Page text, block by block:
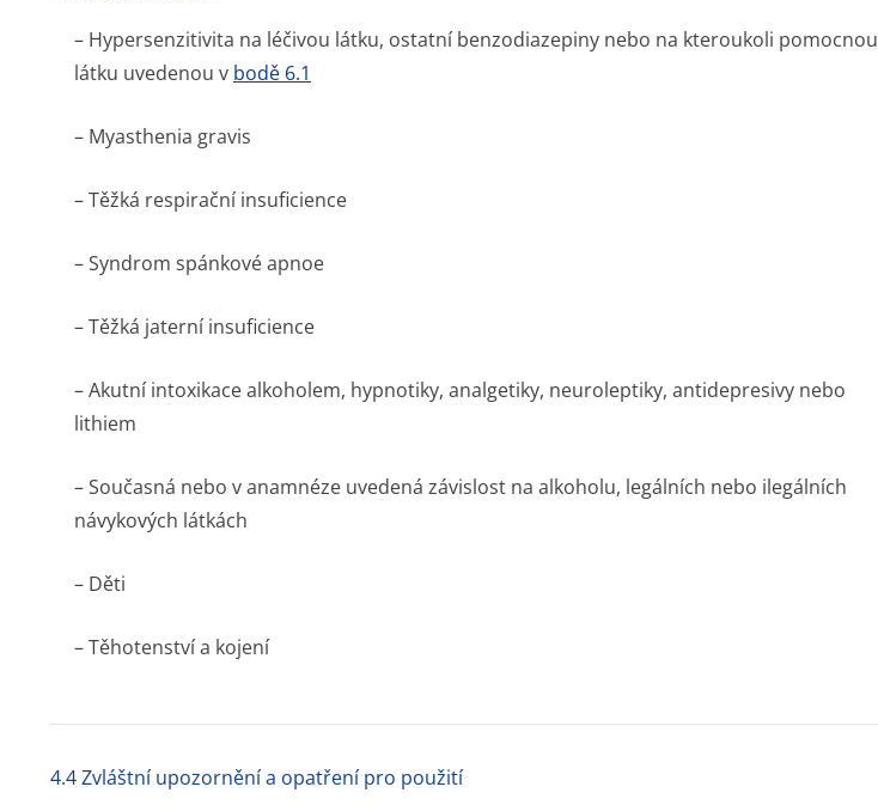
– Hypersenzitivita na léčivou látku, ostatní benzodiazepiny nebo na kteroukoli pomocnou
látku uvedenou v bodě 6.1
– Myasthenia gravis
– Těžká respirační insuficience
– Syndrom spánkové apnoe
– Těžká jaterní insuficience
– Akutní intoxikace alkoholem, hypnotiky, analgetiky, neuroleptiky, antidepresivy nebo
lithiem
– Současná nebo v anamnéze uvedená závislost na alkoholu, legálních nebo ilegálních
návykových látkách
– Děti
– Těhotenství a kojení
4.4 Zvláštní upozornění a opatření pro použití